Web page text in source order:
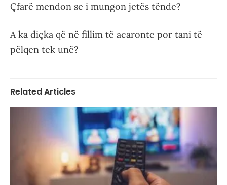
Çfarë mendon se i mungon jetës tënde?
A ka diçka që në fillim të acaronte por tani të
pëlqen tek unë?
Related Articles